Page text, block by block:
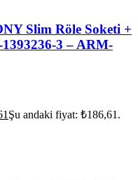
Slim Röle Soketi +
3 – ARM-
Şu andaki fiyat: ₺186,61.